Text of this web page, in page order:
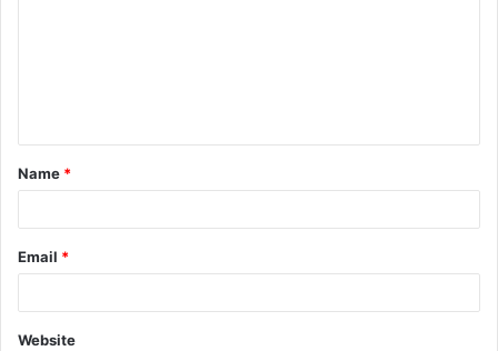
t
*
Name *
Email *
Website